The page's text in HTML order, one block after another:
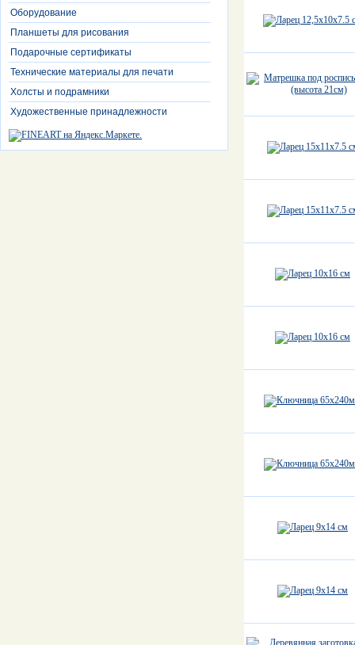
Оборудование
Планшеты для рисования
Подарочные сертификаты
Технические материалы для печати
Холсты и подрамники
Художественные принадлежности